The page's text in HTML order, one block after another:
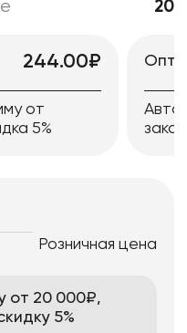
20
244.00₽
от
5%
Розничная цена
от 20 000₽,
5%